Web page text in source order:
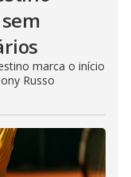
marca o início
Russo